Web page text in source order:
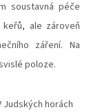
soustavná péče
ale zároveň
záření. Na
poloze.
horách